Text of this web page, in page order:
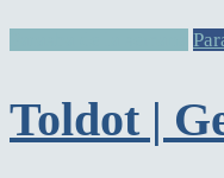
Toldot |